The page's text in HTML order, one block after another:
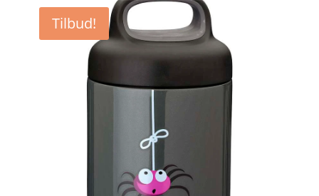
var:
189,95 kr..
er:
151,96 kr..
Tilbud!